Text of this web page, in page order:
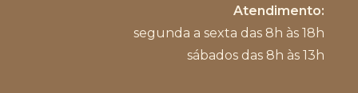
Atendimento:
segunda a sexta das 8h às 18h
sábados das 8h às 13h